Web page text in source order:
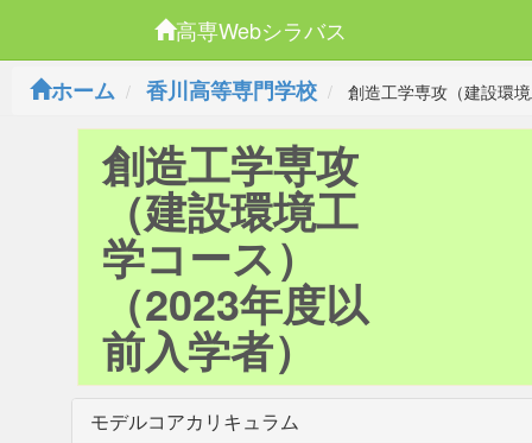
高専Webシラバス
ホーム
香川高等専門学校 創造工学専攻（建設環
創造工学専攻
（建設環境工
学コース）
（2023年度以
前入学者）
モデルコアカリキュラム